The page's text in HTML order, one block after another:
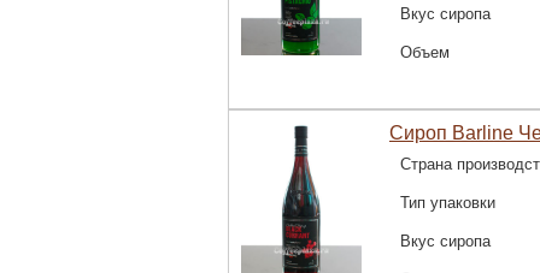
Вкус сиропа
Объем
Сироп Barline
Страна
Тип упаковки
Вкус сиропа